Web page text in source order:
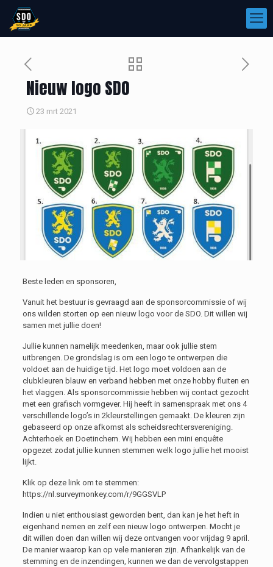
Nieuw logo SDO
23 mrt 2021
Beste leden en sponsoren,
Vanuit het bestuur is gevraagd aan de sponsorcommissie of wij
ons wilden storten op een nieuw logo voor de SDO. Dit willen wij
samen met jullie doen!
Jullie kunnen namelijk meedenken, maar ook jullie stem
uitbrengen. De grondslag is om een logo te ontwerpen die
voldoet aan de huidige tijd. Het logo moet voldoen aan de
clubkleuren blauw en verband hebben met onze hobby fluiten en
het vlaggen. Als sponsorcommissie hebben wij contact gezocht
met een grafisch vormgever. Hij heeft in samenspraak met ons 4
verschillende logo’s in 2kleurstellingen gemaakt. De kleuren zijn
gebaseerd op onze afkomst als scheidsrechtersvereniging.
Achterhoek en Doetinchem. Wij hebben een mini enquête
opgezet zodat jullie kunnen stemmen welk logo jullie het mooist
lijkt.
Klik op deze link om te stemmen:
https://nl.surveymonkey.com/r/9GGSVLP
Indien u niet enthousiast geworden bent, dan kan je het heft in
eigenhand nemen en zelf een nieuw logo ontwerpen. Mocht je
dit willen doen dan willen wij deze ontvangen voor vrijdag 9 april.
De manier waarop kan op vele manieren zijn. Afhankelijk van de
stemming en de inzendingen, kunnen we dan de vervolgstappen